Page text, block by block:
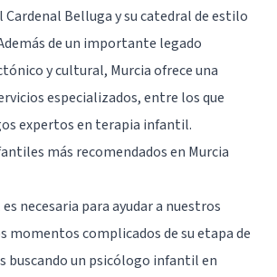
Cardenal Belluga y su catedral de estilo
de un importante legado
y cultural, Murcia ofrece una
especializados, entre los que
expertos en terapia infantil.
más recomendados en Murcia
necesaria para ayudar a nuestros
momentos complicados de su etapa de
buscando un psicólogo infantil en